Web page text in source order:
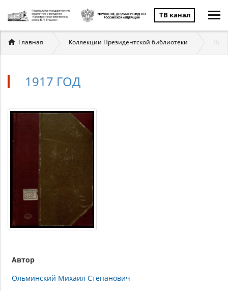
ТВ канал
Вы
здесь
Главная Коллекции Президентской библиотеки
1917 ГОД
Автор
Ольминский Михаил Степанович